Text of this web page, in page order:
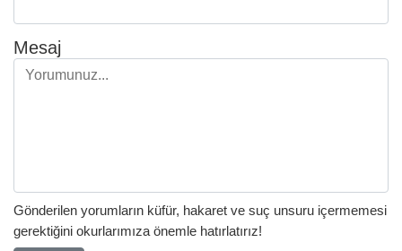
Mesaj
Gönderilen yorumların küfür, hakaret ve suç unsuru içermemesi
gerektiğini okurlarımıza önemle hatırlatırız!